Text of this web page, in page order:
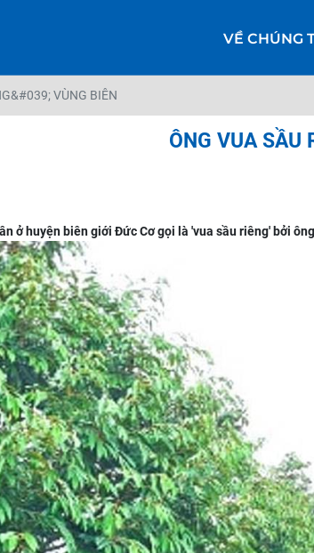
VỀ CHÚNG
VÙNG BIÊN
ÔNG VUA SẦU
ở huyện biên giới Đức Cơ gọi là 'vua sầu riêng' bởi